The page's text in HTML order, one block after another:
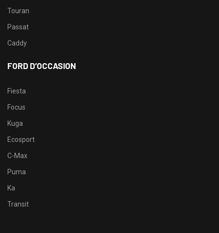
Touran
Passat
Caddy
FORD D’OCCASION
Fiesta
Focus
Kuga
Ecosport
C-Max
Puma
Ka
Transit